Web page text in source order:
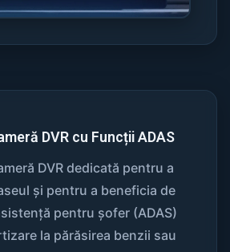
DVR cu Funcții ADAS
DVR dedicată pentru a
și pentru a beneficia de
pentru șofer (ADAS)
la părăsirea benzii sau